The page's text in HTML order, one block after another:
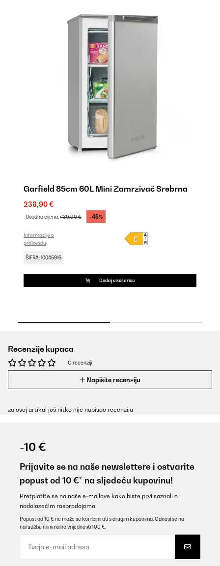
Garfield 85cm 60L Mini Zamrzivač Srebrna
238,90 €
Uvodna cijena:439,90 € -45%
Informacije o
proizvodu
ŠIFRA: 10045916
Dodaj u košaricu
Recenzije kupaca
O recenziji
Napišite recenziju
za ovaj artikal još nitko nije napisao recenziju
-10 €
Prijavite se na naše newslettere i ostvarite
popust od 10 €* na sljedeću kupovinu!
Pretplatite se na naše e-mailove kako biste prvi saznali o
nadolazećim rasprodajama.
Popust od 10 € ne može se kombinirati s drugim kuponima. Odnosi se na
narudžbu minimalne vrijednosti 100 €.